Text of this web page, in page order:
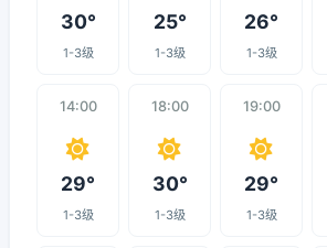
30°
1-3级
25°
1-3级
26°
1-3级
14:00
29°
1-3级
18:00
30°
1-3级
19:00
29°
1-3级